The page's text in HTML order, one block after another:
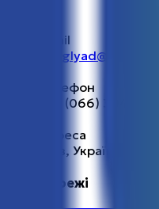
Email
Телефон
+38 (066) 304-09-
Адреса
Київ, Україна
Ми в мережі